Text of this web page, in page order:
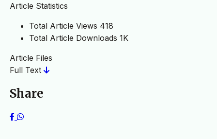
Article Statistics
Total Article Views 418
Total Article Downloads 1K
Article Files
Full Text
Share